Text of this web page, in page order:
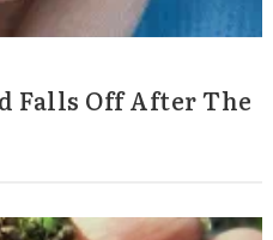
Falls Off After The